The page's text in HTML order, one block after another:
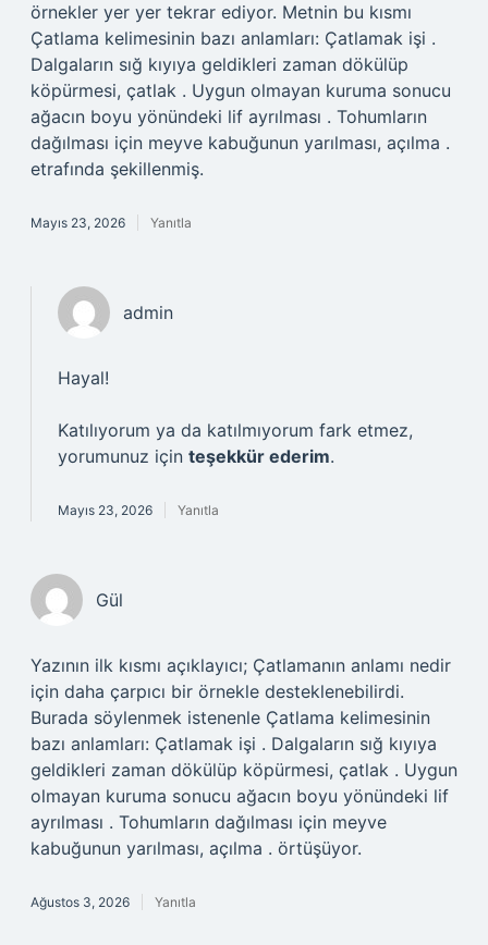
örnekler yer yer tekrar ediyor. Metnin bu kısmı
Çatlama kelimesinin bazı anlamları: Çatlamak işi .
Dalgaların sığ kıyıya geldikleri zaman dökülüp
köpürmesi, çatlak . Uygun olmayan kuruma sonucu
ağacın boyu yönündeki lif ayrılması . Tohumların
dağılması için meyve kabuğunun yarılması, açılma .
etrafında şekillenmiş.
Mayıs 23, 2026 Yanıtla
admin
Hayal!
Katılıyorum ya da katılmıyorum fark etmez,
yorumunuz için teşekkür ederim.
Mayıs 23, 2026 Yanıtla
Gül
Yazının ilk kısmı açıklayıcı; Çatlamanın anlamı nedir
için daha çarpıcı bir örnekle desteklenebilirdi.
Burada söylenmek istenenle Çatlama kelimesinin
bazı anlamları: Çatlamak işi . Dalgaların sığ kıyıya
geldikleri zaman dökülüp köpürmesi, çatlak . Uygun
olmayan kuruma sonucu ağacın boyu yönündeki lif
ayrılması . Tohumların dağılması için meyve
kabuğunun yarılması, açılma . örtüşüyor.
Ağustos 3, 2026 Yanıtla